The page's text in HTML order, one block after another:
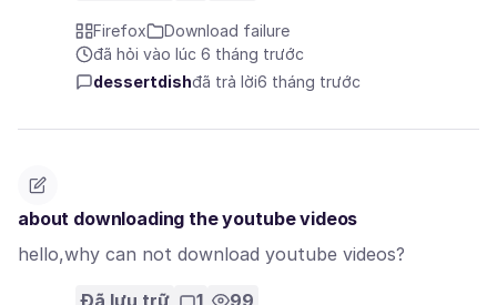
Firefox
Download failure
đã hỏi vào lúc 6 tháng trước
dessertdishđã trả lời6 tháng trước
about downloading the youtube videos
hello,why can not download youtube videos?